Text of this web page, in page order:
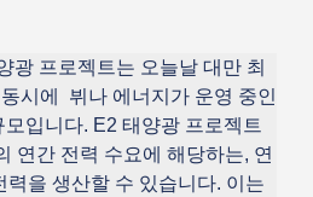
광 프로젝트는 오늘날 대만 최
시에 뷔나 에너지가 운영 중인
모입니다. E2 태양광 프로젝트
연간 전력 수요에 해당하는, 연
력을 생산할 수 있습니다. 이는